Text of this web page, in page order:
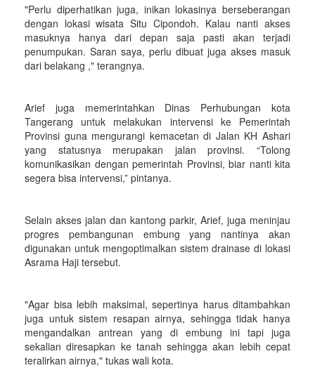
"Perlu diperhatikan juga, inikan lokasinya berseberangan
dengan lokasi wisata Situ Cipondoh. Kalau nanti akses
masuknya hanya dari depan saja pasti akan terjadi
penumpukan. Saran saya, perlu dibuat juga akses masuk
dari belakang ," terangnya.
Arief juga memerintahkan Dinas Perhubungan kota
Tangerang untuk melakukan intervensi ke Pemerintah
Provinsi guna mengurangi kemacetan di Jalan KH Ashari
yang statusnya merupakan jalan provinsi. “Tolong
komunikasikan dengan pemerintah Provinsi, biar nanti kita
segera bisa intervensi,” pintanya.
Selain akses jalan dan kantong parkir, Arief, juga meninjau
progres pembangunan embung yang nantinya akan
digunakan untuk mengoptimalkan sistem drainase di lokasi
Asrama Haji tersebut.
"Agar bisa lebih maksimal, sepertinya harus ditambahkan
juga untuk sistem resapan airnya, sehingga tidak hanya
mengandalkan antrean yang di embung ini tapi juga
sekalian diresapkan ke tanah sehingga akan lebih cepat
teralirkan airnya," tukas wali kota.